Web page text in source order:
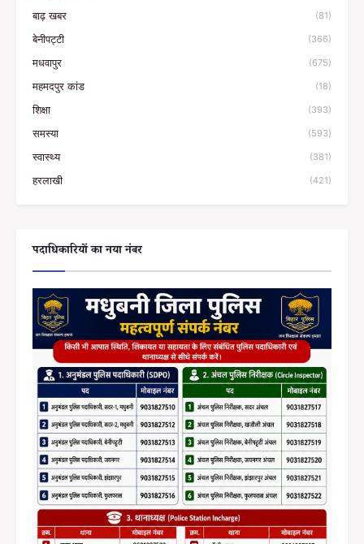
बाढ़ खबर (81)
बेनीपट्टी (366)
मधवापुर (675)
महमदपुर कांड (18)
शिक्षा (393)
समस्या (593)
स्वास्थ्य (381)
हरलाखी (421)
पदाधिकारियों का नया नंबर